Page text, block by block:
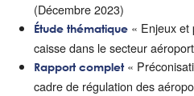
(Décembre 2023)
Étude thématique« Enjeux et
caisse dans le secteur
Rapport complet«
cadre de régulation des